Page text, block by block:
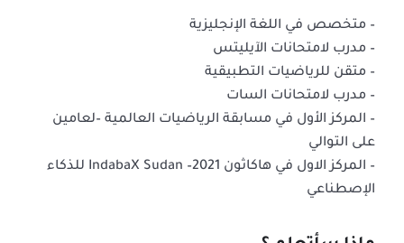
– متخصص في اللغة الإنجليزية
– مدرب لامتحانات الآيليتس
– متقن للرياضيات التطبيقية
– مدرب لامتحانات السات
– المركز الأول في مسابقة الرياضيات العالمية –لعامين
على التوالي
– المركز الاول في هاكاثون IndabaX Sudan –2021 للذكاء
الإصطناعي